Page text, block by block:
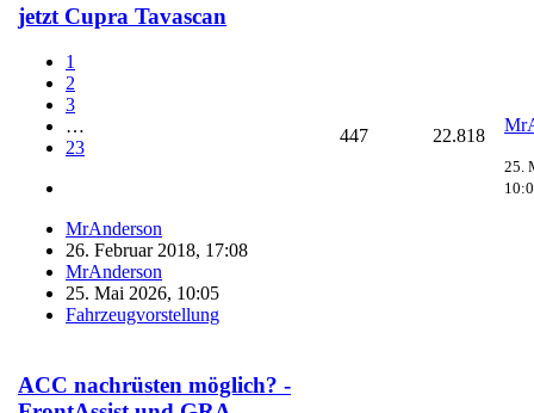
jetzt Cupra Tavascan
1
2
3
…
23
MrAnderson
26. Februar 2018, 17:08
MrAnderson
25. Mai 2026, 10:05
Fahrzeugvorstellung
447 22.818
25.
ACC nachrüsten möglich? -